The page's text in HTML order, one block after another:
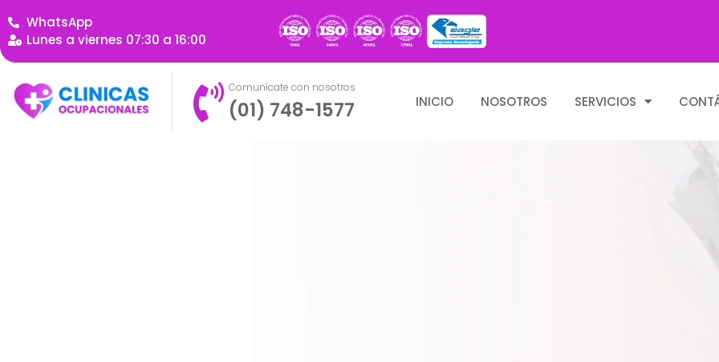
WhatsApp
Lunes a viernes 07:30 a 16:00
Comunícate con nosotros
(01) 748-1577 INICIO NOSOTROS SERVICIOS